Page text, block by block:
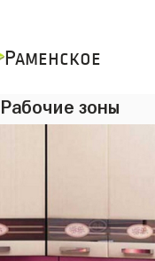
Раменское
Рабочие зоны